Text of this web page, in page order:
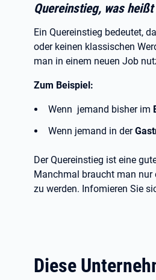
Quereinstieg, was
Ein Quereinstieg bedeutet,
oder keinen klassischen
man in einem neuen Job
Zum Beispiel:
Wenn jemand bisher im
Wenn jemand in der
Der Quereinstieg ist eine
Manchmal braucht man nur
zu werden. Infomieren Sie
Diese